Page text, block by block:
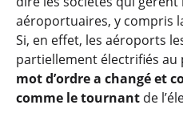
aéroportuaires, y compris
Si, en effet, les aéroports
partiellement électrifiés au
mot d’ordre a changé et
comme le tournant de